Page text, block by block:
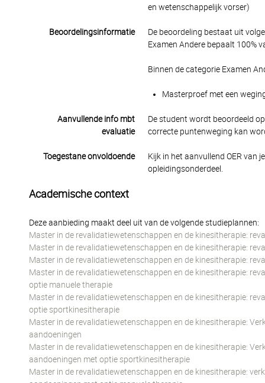
en wetenschappelijk vorser)
Beoordelingsinformatie
De beoordeling bestaat uit
Examen Andere bepaalt 100%
Binnen de categorie Examen
Masterproef met een
Aanvullende info mbt
evaluatie
De student wordt beoordeeld
correcte puntenweging kan
Toegestane onvoldoende
Kijk in het aanvullend OER van
opleidingsonderdeel.
Academische context
Deze aanbieding maakt deel uit van de volgende studieplannen:
Master in de revalidatiewetenschappen en de kinesitherapie:
Master in de revalidatiewetenschappen en de kinesitherapie:
Master in de revalidatiewetenschappen en de kinesitherapie:
Master in de revalidatiewetenschappen en de kinesitherapie:
optie manuele therapie
Master in de revalidatiewetenschappen en de kinesitherapie:
optie sportkinesitherapie
Master in de revalidatiewetenschappen en de kinesitherapie:
aandoeningen
Master in de revalidatiewetenschappen en de kinesitherapie:
aandoeningen met optie sportkinesitherapie
Master in de revalidatiewetenschappen en de kinesitherapie: